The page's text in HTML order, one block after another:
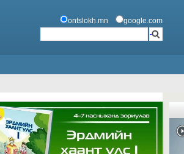
ontslokh.mn google.com